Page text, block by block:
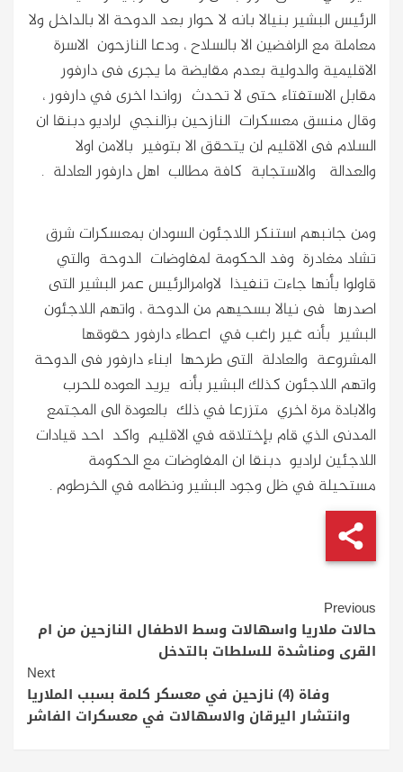
الرئيس البشير بنيالا بانه لا حوار بعد الدوحة الا بالداخل ولا
معاملة مع الرافضين الا بالسلاح ، ودعا النازحون الاسرة
الاقليمية والدولية بعدم مقايضة ما يجرى فى دارفور
مقابل الاستفتاء حتى لا تحدث رواندا اخرى في دارفور ،
وقال منسق معسكرات النازحين بزالنجي لراديو دبنقا ان
السلام فى الاقليم لن يتحقق الا بتوفير بالامن اولا
والعدالة والاستجابة كافة مطالب اهل دارفور العادلة .
ومن جانبهم استنكر اللاجئون السودان بمعسكرات شرق
تشاد مغادرة وفد الحكومة لمفاوضات الدوحة والتي
قاولوا بأنها جاءت تنفيذا لاوامرالرئيس عمر البشير التى
اصدرها فى نيالا بسحيهم من الدوحة ، واتهم اللاجئون
البشير بأنه غير راغب في اعطاء دارفور حقوقها
المشروعة والعادلة التى طرحها ابناء دارفور فى الدوحة
واتهم اللاجئون كذلك البشير بأنه يريد العوده للحرب
والابادة مرة اخري متزرعا في ذلك بالعودة الى المجتمع
المدنى الذي قام بإختلاقه في الاقليم واكد احد قيادات
اللاجئين لراديو دبنقا ان المفاوضات مع الحكومة
مستحيلة في ظل وجود البشير ونظامه في الخرطوم .
Continue
Reading
Previous
حالات ملاريا واسهالات وسط الاطفال النازحين من ام
القرى ومناشدة للسلطات بالتدخل
Next
وفاة (4) نازحين في معسكر كلمة بسبب الملاريا
وانتشار اليرقان والاسهالات في معسكرات الفاشر